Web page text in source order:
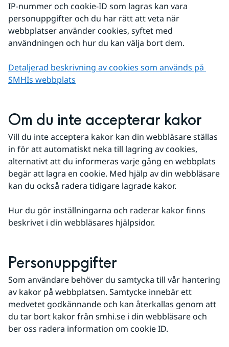
IP-nummer och cookie-ID som lagras kan vara
personuppgifter och du har rätt att veta när
webbplatser använder cookies, syftet med
användningen och hur du kan välja bort dem.
Detaljerad beskrivning av cookies som används på
SMHIs webbplats
Om du inte accepterar kakor
Vill du inte acceptera kakor kan din webbläsare ställas
in för att automatiskt neka till lagring av cookies,
alternativt att du informeras varje gång en webbplats
begär att lagra en cookie. Med hjälp av din webbläsare
kan du också radera tidigare lagrade kakor.
Hur du gör inställningarna och raderar kakor finns
beskrivet i din webbläsares hjälpsidor.
Personuppgifter
Som användare behöver du samtycka till vår hantering
av kakor på webbplatsen. Samtycke innebär ett
medvetet godkännande och kan återkallas genom att
du tar bort kakor från smhi.se i din webbläsare och
ber oss radera information om cookie ID.